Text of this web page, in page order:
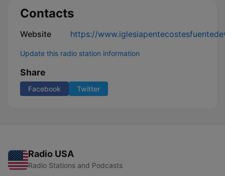
Contacts
Website https://
Update this radio station information
Share
Facebook Twitter
Radio USA
Radio Stations and Podcasts